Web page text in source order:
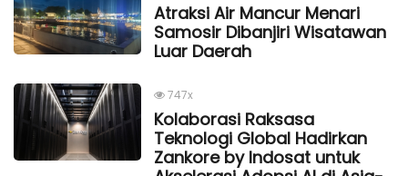
Atraksi Air Mancur Menari
Samosir Dibanjiri Wisatawan
Luar Daerah
747x
Kolaborasi Raksasa
Teknologi Global Hadirkan
Zankore by Indosat untuk